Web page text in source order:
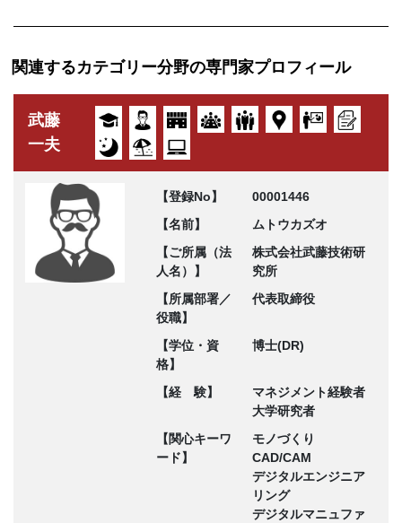
関連するカテゴリー分野の専門家プロフィール
武藤
一夫
【登録No】
00001446
【名前】
ムトウカズオ
【ご所属（法
人名）】
株式会社武藤技術研
究所
【所属部署／
役職】
代表取締役
【学位・資
格】
博士(DR)
【経 験】
マネジメント経験者
大学研究者
【関心キーワ
ード】
モノづくり
CAD/CAM
デジタルエンジニア
リング
デジタルマニュファ